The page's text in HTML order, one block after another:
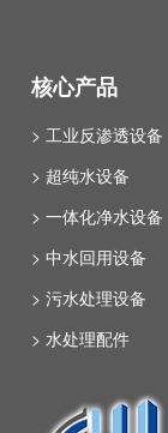
核心产品
> 工业反渗透设备
> 超纯水设备
> 一体化净水设备
> 中水回用设备
> 污水处理设备
> 水处理配件